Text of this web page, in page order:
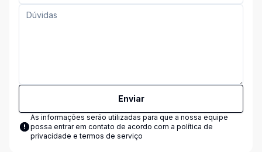
Enviar
As informações serão utilizadas para que a nossa equipe
possa entrar em contato de acordo com a política de
privacidade e termos de serviço